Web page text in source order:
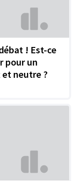
! Est-ce
pour un
neutre ?